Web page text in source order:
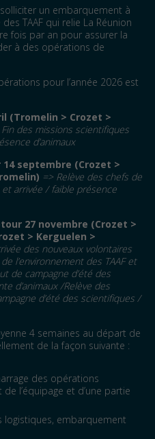
un embarquement à
des TAAF qui relie La Réunion
fois par an pour assurer la
à des opérations de
pour l’année 2026 est
(Tromelin > Crozet >
Fin des missions scientifiques
d’animaux
septembre (Crozet >
=> Relève des chefs de
arrivée / faible présence
27 novembre (Crozet >
> Kerguelen >
des nouveaux volontaires
l’environnement des TAAF et
de campagne d’été des
d’animaux /Relève des
d’été des scientifiques /
4 semaines au départ de
de la façon suivante :
des opérations
l’équipage et d’une partie
logistiques, embarquement